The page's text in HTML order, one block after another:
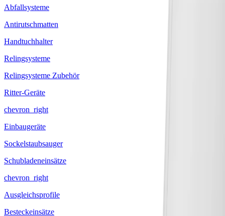
Abfallsysteme
Antirutschmatten
Handtuchhalter
Relingsysteme
Relingsysteme Zubehör
Ritter-Geräte
chevron_right
Einbaugeräte
Sockelstaubsauger
Schubladeneinsätze
chevron_right
Ausgleichsprofile
Besteckeinsätze